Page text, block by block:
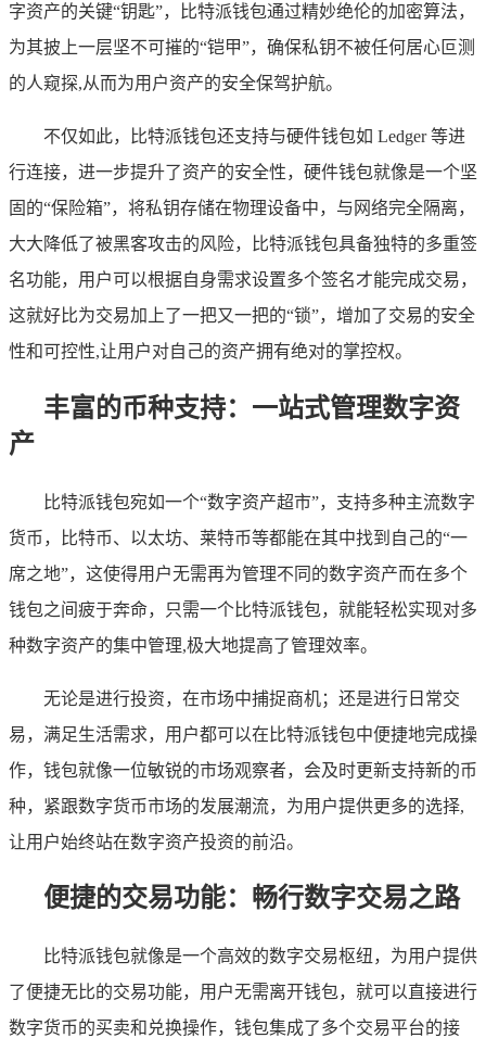
字资产的关键“钥匙”，比特派钱包通过精妙绝伦的加密算法，
为其披上一层坚不可摧的“铠甲”，确保私钥不被任何居心叵测
的人窥探,从而为用户资产的安全保驾护航。
不仅如此，比特派钱包还支持与硬件钱包如 Ledger 等进
行连接，进一步提升了资产的安全性，硬件钱包就像是一个坚
固的“保险箱”，将私钥存储在物理设备中，与网络完全隔离，
大大降低了被黑客攻击的风险，比特派钱包具备独特的多重签
名功能，用户可以根据自身需求设置多个签名才能完成交易，
这就好比为交易加上了一把又一把的“锁”，增加了交易的安全
性和可控性,让用户对自己的资产拥有绝对的掌控权。
丰富的币种支持：一站式管理数字资
产
比特派钱包宛如一个“数字资产超市”，支持多种主流数字
货币，比特币、以太坊、莱特币等都能在其中找到自己的“一
席之地”，这使得用户无需再为管理不同的数字资产而在多个
钱包之间疲于奔命，只需一个比特派钱包，就能轻松实现对多
种数字资产的集中管理,极大地提高了管理效率。
无论是进行投资，在市场中捕捉商机；还是进行日常交
易，满足生活需求，用户都可以在比特派钱包中便捷地完成操
作，钱包就像一位敏锐的市场观察者，会及时更新支持新的币
种，紧跟数字货币市场的发展潮流，为用户提供更多的选择,
让用户始终站在数字资产投资的前沿。
便捷的交易功能：畅行数字交易之路
比特派钱包就像是一个高效的数字交易枢纽，为用户提供
了便捷无比的交易功能，用户无需离开钱包，就可以直接进行
数字货币的买卖和兑换操作，钱包集成了多个交易平台的接